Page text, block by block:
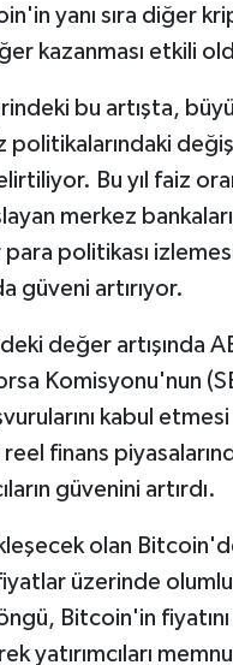
yanı sıra diğer
kazanması etkili
bu artışta,
politikalarındaki
Bu yıl faiz
merkez
politikası
güveni artırıyor.
değer artışında
Komisyonu'nun
kabul
finans
güvenini artırdı.
olan
fiyatlar üzerinde
Bitcoin'in
yatırımcıları